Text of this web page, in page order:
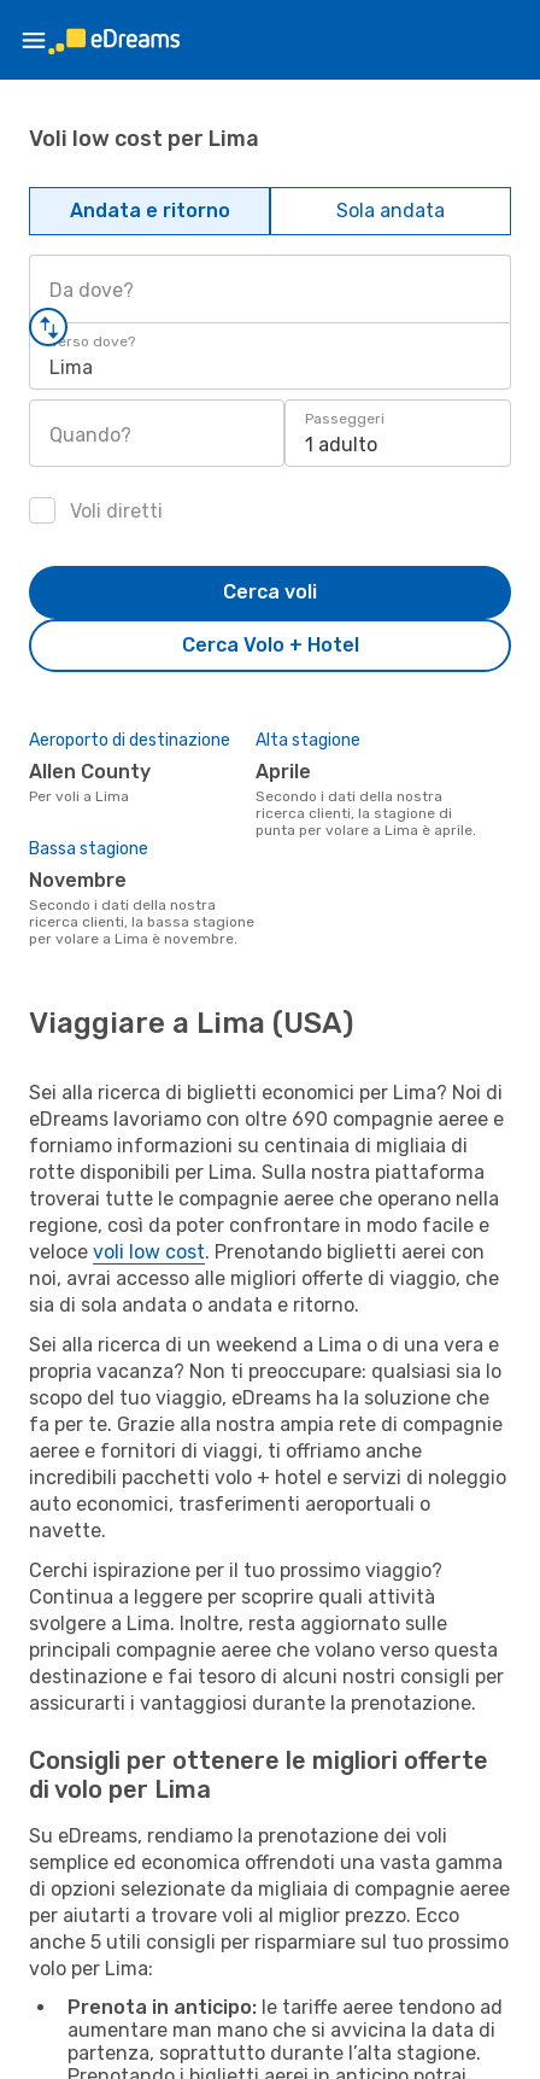
Voli low cost per Lima
Andata e ritorno Sola andata
Da dove?
Verso dove?
Lima
Quando?
Passeggeri
1 adulto
Voli diretti
Cerca Volo + Hotel
Cerca voli
Aeroporto di destinazione
Allen County
Per voli a Lima
Alta stagione
aprile
Secondo i dati della nostra
ricerca clienti, la stagione di
punta per volare a Lima è aprile.
Bassa stagione
novembre
Secondo i dati della nostra
ricerca clienti, la bassa stagione
per volare a Lima è novembre.
Viaggiare a Lima (USA)
Sei alla ricerca di biglietti economici per Lima? Noi di
eDreams lavoriamo con oltre 690 compagnie aeree e
forniamo informazioni su centinaia di migliaia di
rotte disponibili per Lima. Sulla nostra piattaforma
troverai tutte le compagnie aeree che operano nella
regione, così da poter confrontare in modo facile e
veloce voli low cost. Prenotando biglietti aerei con
noi, avrai accesso alle migliori offerte di viaggio, che
sia di sola andata o andata e ritorno.
Sei alla ricerca di un weekend a Lima o di una vera e
propria vacanza? Non ti preoccupare: qualsiasi sia lo
scopo del tuo viaggio, eDreams ha la soluzione che
fa per te. Grazie alla nostra ampia rete di compagnie
aeree e fornitori di viaggi, ti offriamo anche
incredibili pacchetti volo + hotel e servizi di noleggio
auto economici, trasferimenti aeroportuali o
navette.
Cerchi ispirazione per il tuo prossimo viaggio?
Continua a leggere per scoprire quali attività
svolgere a Lima. Inoltre, resta aggiornato sulle
principali compagnie aeree che volano verso questa
destinazione e fai tesoro di alcuni nostri consigli per
assicurarti i vantaggiosi durante la prenotazione.
Consigli per ottenere le migliori offerte
di volo per Lima
Su eDreams, rendiamo la prenotazione dei voli
semplice ed economica offrendoti una vasta gamma
di opzioni selezionate da migliaia di compagnie aeree
per aiutarti a trovare voli al miglior prezzo. Ecco
anche 5 utili consigli per risparmiare sul tuo prossimo
volo per Lima:
Prenota in anticipo: le tariffe aeree tendono ad
aumentare man mano che si avvicina la data di
partenza, soprattutto durante l’alta stagione.